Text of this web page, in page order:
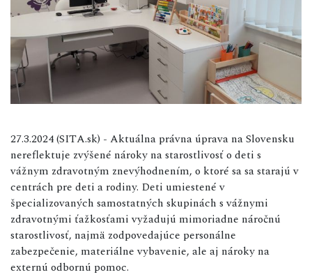
27.3.2024 (SITA.sk) - Aktuálna právna úprava na Slovensku
nereflektuje zvýšené nároky na starostlivosť o deti s
vážnym zdravotným znevýhodnením, o ktoré sa sa starajú v
centrách pre deti a rodiny. Deti umiestené v
špecializovaných samostatných skupinách s vážnymi
zdravotnými ťažkosťami vyžadujú mimoriadne náročnú
starostlivosť, najmä zodpovedajúce personálne
zabezpečenie, materiálne vybavenie, ale aj nároky na
externú odbornú pomoc.